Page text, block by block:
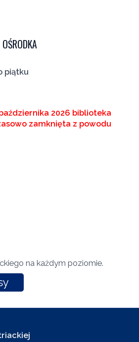
piątku
2026 biblioteka
zamknięta z powodu
na każdym poziomie.